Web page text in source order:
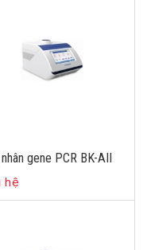
gene PCR BK-AII
hệ